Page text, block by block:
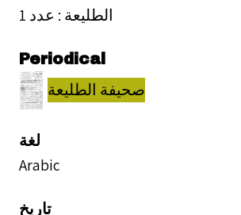
الطليعة : عدد 1
Periodical
صحيفة الطليعة
لغة
Arabic
تاريخ